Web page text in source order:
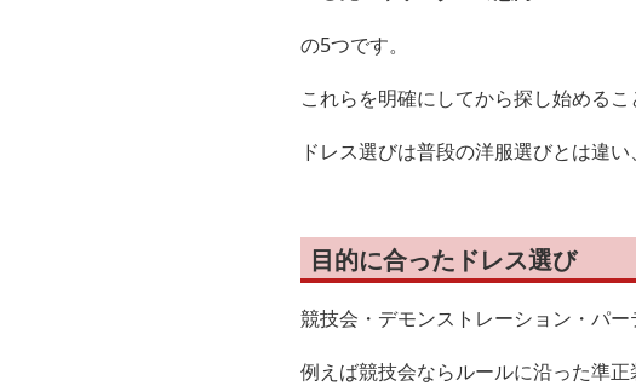
の5つです。
これらを明確にしてから探し始める
ドレス選びは普段の洋服選びとは違
目的に合ったドレス選び
競技会・デモンストレーション・パ
例えば競技会ならルールに沿った準